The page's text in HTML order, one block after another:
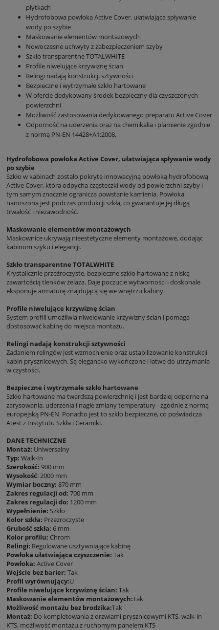
płytkach
Hydrofobowa powłoka Active Cover, ułatwiająca spływanie
wody po szybie
Maskowanie elementów montażowych
Nowoczesne uchwyty z zabezpieczeniem szyby
Szkło transparentne TOTALWHITE
Profile niwelujące krzywiznę ścian
Relingi nadają konstrukcji sztywności
Bezpieczne i wytrzymałe szkło hartowane
W ofercie dedykowany środek bezpieczny dla czyszczonych
powierzchni
Możliwość zastosowania dedykowanego preparatu Active Cover
Odporność na uderzenia oraz na chemikalia i plamienie zgodnie
z normą PN-EN 14428+A1:2008,
Hydrofobowa powłoka Active Cover, ułatwiająca spływanie wody
po szybie
Szkło w kabinach zostało pokryte innowacyjną powłoką hydrofobową
Active Cover, która odpycha cząsteczki wody od powierzchni szyby i
tym samym znacznie ogranicza powstanie kamienia. Powłoka
nanoszona jest podczas produkcji szkła, co gwarantuje jej długą
trwałość i niezawodność.
Maskowanie elementów montażowych
Maskownice ukrywają nieestetyczne elementy montażowe, dodając
kabinom szyku i elegancji.
Szkło transparentne TOTALWHITE
Krystalicznie przeźroczyste, bezpieczne szkło hartowane z niską
zawartością tlenków żelaza. Daje poczucie wytworności i doskonale
eksponuje armaturę znajdującą się we wnętrzu kabiny.
Profile niwelujące krzywiznę ścian
System profili umożliwia niwelowanie krzywizny ścian i pomaga
dostosować kabinę do miejsca montażu.
Relingi nadają konstrukcji sztywności
Zadaniem relingów jest wzmocnienie oraz ustabilizowanie konstrukcji
kabin prysznicowych. Są elegancko wykończone i łatwe do utrzymania
w czystości.
Bezpieczne i wytrzymałe szkło hartowane
Szkło hartowane ma twardszą powierzchnię i jest bardziej odporne na
zarysowania, uderzenia i nagłe zmiany temperatury - zgodnie z normą
europejską PN-EN. Ponadto jest to szkło bezpieczne, co poświadcza
Atest z Instytutu Szkła i Ceramiki.
DANE TECHNICZNE
Montaż: Uniwersalny
Typ: Walk-In
Szerokość: 900 mm
Wysokość: 2000 mm
Wymiar boczny: 870 mm
Zakres regulacji od: 700 mm
Zakres regulacji do: 1200 mm
Wypełnienie: Szkło
Kolor szkła: Przezroczyste
Grubość szkła: 6 mm
Kolor profilu: Chrom
Relingi: Regulowane usztywniające kabinę
Powłoka ułatwiająca czyszczenie: Tak
Powłoka: Active Cover
Wejście bez barier: Tak
Profil wyrównujący:U
Profile niwelujące krzywiznę ścian: Tak
Maskowanie elementów montażowych:Tak
Możliwość montażu bez brodzika:Tak
Montaż: Do kompletowania z drzwiami prysznicowymi KTS, walk-in
KTS, możliwość montażu z ruchomym panelem KTS